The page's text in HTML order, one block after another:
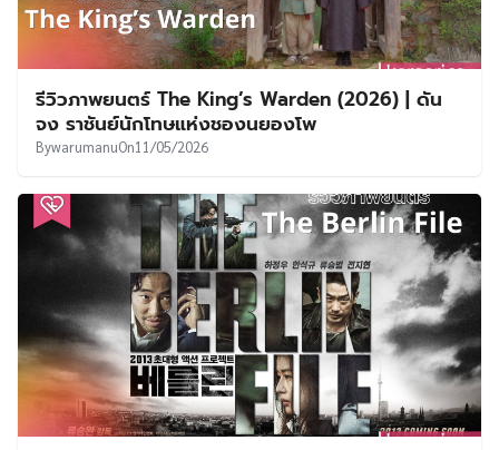
รีวิวภาพยนตร์ The King’s Warden (2026) | ดัน
จง ราชันย์นักโทษแห่งชองนยองโพ
BywarumanuOn11/05/2026